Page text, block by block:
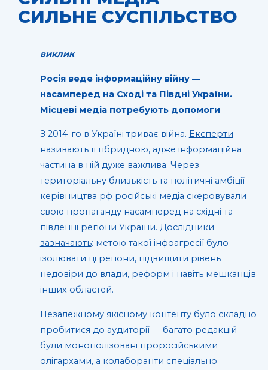
СИЛЬНЕ СУСПІЛЬСТВО
виклик
Росія веде інформаційну війну —
насамперед на Сході та Півдні України.
Місцеві медіа потребують допомоги
З 2014-го в Україні триває війна. Експерти
називають її гібридною, адже інформаційна
частина в ній дуже важлива. Через
територіальну близькість та політичні амбіції
керівництва рф російські медіа скеровували
свою пропаганду насамперед на східні та
південні регіони України. Дослідники
зазначають: метою такої інфоагресії було
ізолювати ці регіони, підвищити рівень
недовіри до влади, реформ і навіть мешканців
інших областей.
Незалежному якісному контенту було складно
пробитися до аудиторії — багато редакцій
були монополізовані проросійськими
олігархами, а колаборанти спеціально